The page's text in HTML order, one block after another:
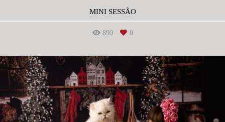
MINI SESSÃO
890 0